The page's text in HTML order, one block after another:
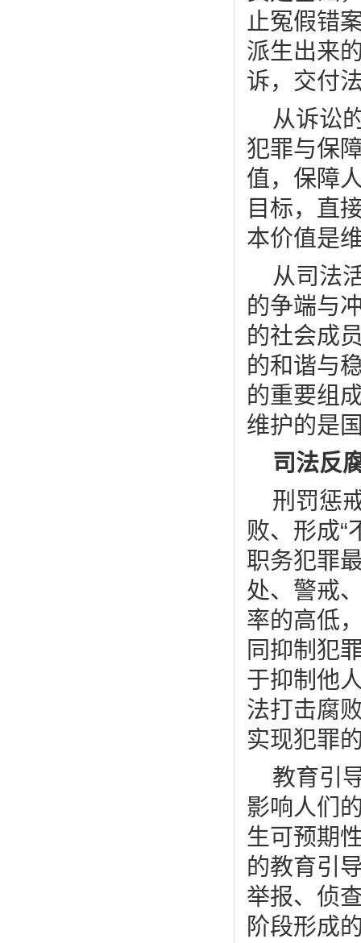
止冤假错
派生出来
诉，交付
从诉讼
犯罪与保
值，保障
目标，直
本价值是
从司法
的争端与
的社会成
的和谐与
的重要组
维护的是
司法反
刑罚惩
败、形成“
职务犯罪
处、警戒
率的高低
同抑制犯
于抑制他
法打击腐
实现犯罪
教育引
影响人们
生可预期
的教育引
举报、侦
阶段形成